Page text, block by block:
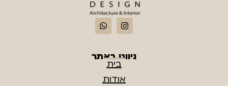
ניווט באתר
בית
אודות